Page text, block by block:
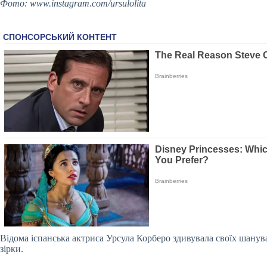
Фото: www.instagram.com/ursulolita
Відома іспанська актриса Урсула Корберо здивувала своїх
зірки.